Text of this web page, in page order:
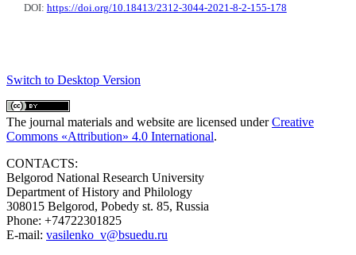
DOI: https://doi.org/10.18413/2312-3044-2021-8-2-155-178
Switch to Desktop Version
The journal materials and website are licensed underCreative
Commons «Attribution» 4.0 International.
CONTACTS:
Belgorod National Research University
Department of History and Philology
308015 Belgorod, Pobedy st. 85, Russia
Phone: +74722301825
E-mail: vasilenko_v@bsuedu.ru